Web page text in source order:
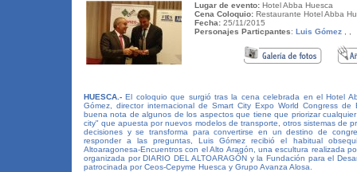
Lugar de evento:Hotel Abba Huesca
Cena Coloquio: Restaurante Hotel Abba
Fecha:25/11/2015
Personajes Particpantes: Luis Gómez,
HUESCA.-El coloquio que surgió tras la cena celebrada en el Hotel
Gómez, director internacional de Smart City Expo World Congress
buena nota de algunos de los aspectos que tiene que priorizar
city" que apuesta por nuevos modelos de transporte, otros sistemas de
decisiones y se transforma para convertirse en un destino de
responder a las preguntas, Luis Gómez recibió el habitual
Altoaragonesa-Encuentros con el Alto Aragón, una escultura realizada
organizada por DIARIO DEL ALTOARAGÓN y la Fundación para el
patrocinada por Ceos-Cepyme Huesca y Grupo Avanza Alosa.